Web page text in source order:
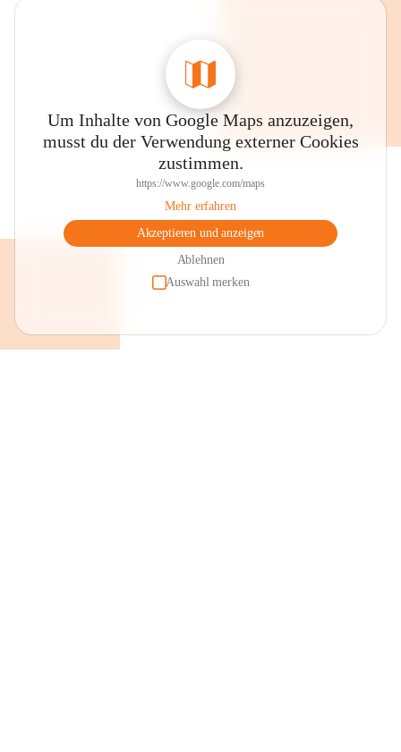
Um Inhalte von Google Maps anzuzeigen,
musst du der Verwendung externer Cookies
zustimmen.
https://www.google.com/maps
Mehr erfahren
Akzeptieren und anzeigen
Ablehnen
Auswahl merken